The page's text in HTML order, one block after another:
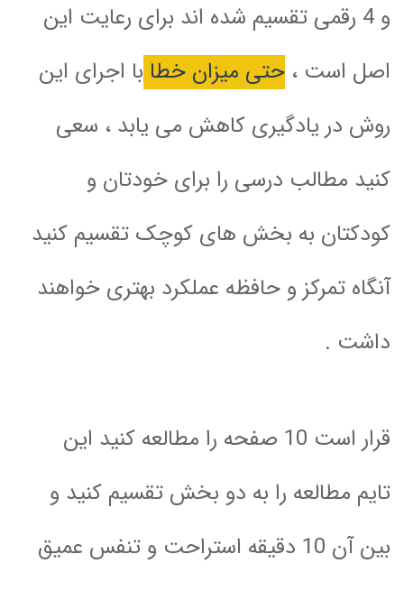
و 4 رقمی تقسیم شده اند برای رعایت این
اصل است ، حتی میزان خطا با اجرای این
روش در یادگیری کاهش می یابد ، سعی
کنید مطالب درسی را برای خودتان و
کودکتان به بخش های کوچک تقسیم کنید
آنگاه تمرکز و حافظه عملکرد بهتری خواهند
داشت .
قرار است 10 صفحه را مطالعه کنید این
تایم مطالعه را به دو بخش تقسیم کنید و
بین آن 10 دقیقه استراحت و تنفس عمیق